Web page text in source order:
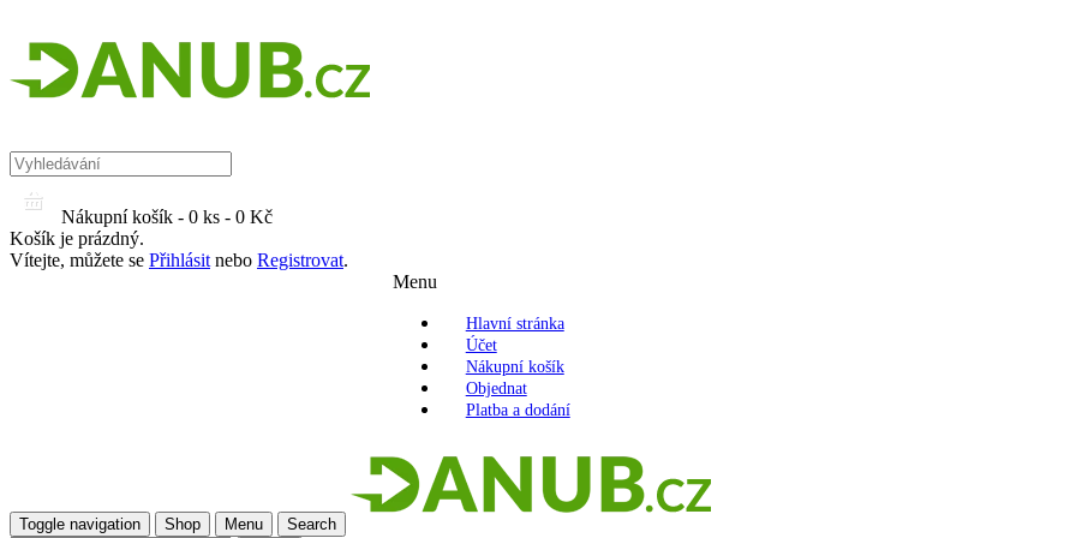
Nákupní košík - 0 ks - 0 Kč
Košík je prázdný.
Vítejte, můžete se Přihlásit nebo Registrovat.
Menu
Hlavní stránka
Účet
Nákupní košík
Objednat
Platba a dodání
Toggle navigation Shop Menu
Search